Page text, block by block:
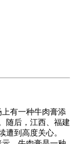
有一种牛肉膏添
随后，江西、福建
遭到高度关心。